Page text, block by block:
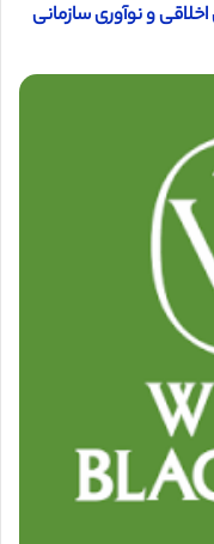
و نوآوری سازمانی